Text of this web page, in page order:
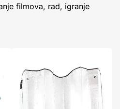
filmova, rad, igranje